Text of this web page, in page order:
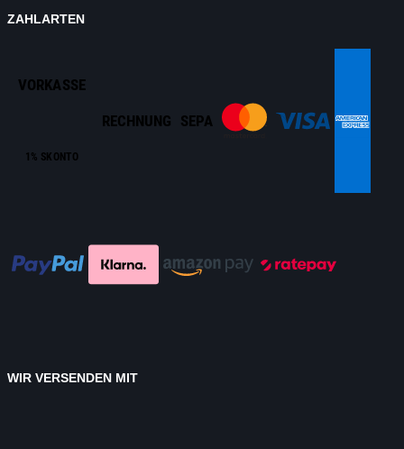
ZAHLARTEN
VORKASSE
1% SKONTO
RECHNUNG SEPA
WIR VERSENDEN MIT